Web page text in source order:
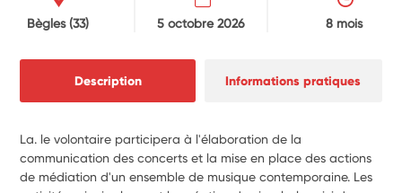
Bègles(33) 5 octobre 2026 8 mois
Description Informations pratiques
La. le volontaire participera à l'élaboration de la
communication des concerts et la mise en place des actions
de médiation d'un ensemble de musique contemporaine. Les